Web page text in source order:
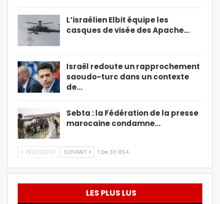
L’israélien Elbit équipe les
casques de visée des Apache…
Israël redoute un rapprochement
saoudo-turc dans un contexte
de…
Sebta : la Fédération de la presse
marocaine condamne…
PRÉCÉDENT SUIVANT 1 De 30 854
LES PLUS LUS